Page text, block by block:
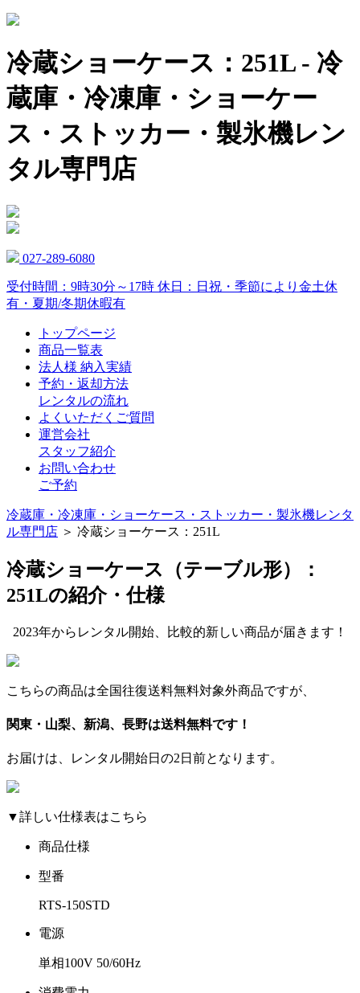
冷蔵ショーケース：251L - 冷
蔵庫・冷凍庫・ショーケー
ス・ストッカー・製氷機レン
タル専門店
027-289-6080
受付時間：9時30分～17時 休日：日祝・季節により金土休
有・夏期/冬期休暇有
トップページ
商品一覧表
法人様 納入実績
予約・返却方法
レンタルの流れ
よくいただくご質問
運営会社
スタッフ紹介
お問い合わせ
ご予約
冷蔵庫・冷凍庫・ショーケース・ストッカー・製氷機レンタ
ル専門店 ＞ 冷蔵ショーケース：251L
冷蔵ショーケース（テーブル形）：
251Lの紹介・仕様
2023年からレンタル開始、比較的新しい商品が届きます！
こちらの商品は全国往復送料無料対象外商品ですが、
関東・山梨、新潟、長野は送料無料です！
お届けは、レンタル開始日の2日前となります。
▼詳しい仕様表はこちら
商品仕様
型番
RTS-150STD
電源
単相100V 50/60Hz